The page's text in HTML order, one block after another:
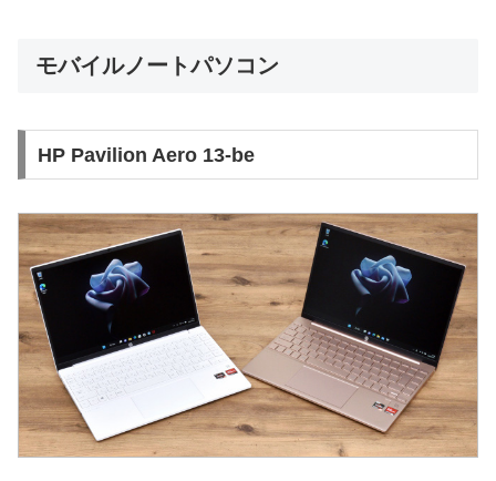
モバイルノートパソコン
HP Pavilion Aero 13-be